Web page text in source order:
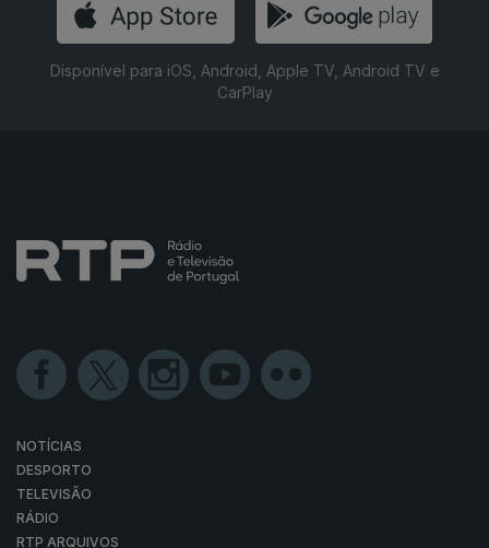
Disponível para iOS, Android, Apple TV, Android TV e
CarPlay
NOTÍCIAS
DESPORTO
TELEVISÃO
RÁDIO
RTP ARQUIVOS